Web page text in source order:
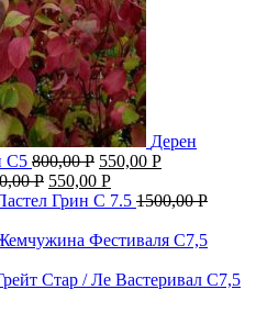
Дерен
С5 800,00Р 550,00 Р
Р 550,00 Р
Грин C 7.5 1500,00Р
Жемчужина Фестиваля С7,5
Стар / Ле Вастеривал С7,5